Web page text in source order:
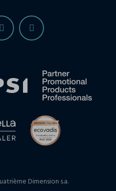
Dimension s.a.